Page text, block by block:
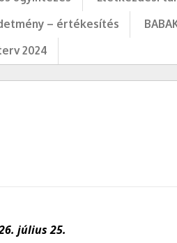
– értékesítés
2024
július 25.